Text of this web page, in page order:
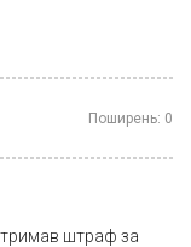
Поширень: 0
штраф за